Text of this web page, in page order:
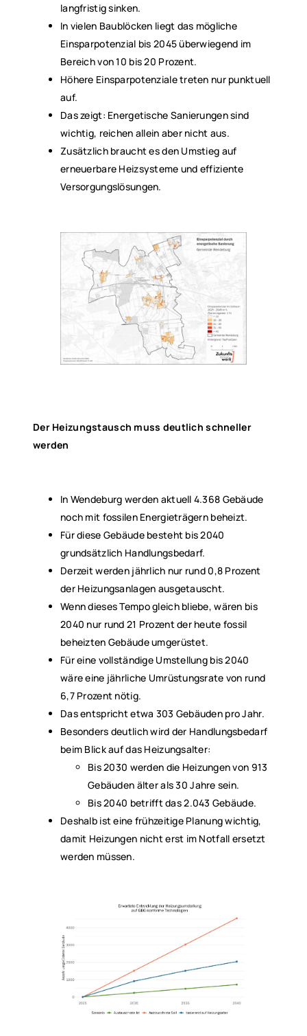
langfristig sinken.
In vielen Baublöcken liegt das mögliche
Einsparpotenzial bis 2045 überwiegend im
Bereich von 10 bis 20 Prozent.
Höhere Einsparpotenziale treten nur punktuell
auf.
Das zeigt: Energetische Sanierungen sind
wichtig, reichen allein aber nicht aus.
Zusätzlich braucht es den Umstieg auf
erneuerbare Heizsysteme und effiziente
Versorgungslösungen.
Der Heizungstausch muss deutlich schneller
werden
In Wendeburg werden aktuell 4.368 Gebäude
noch mit fossilen Energieträgern beheizt.
Für diese Gebäude besteht bis 2040
grundsätzlich Handlungsbedarf.
Derzeit werden jährlich nur rund 0,8 Prozent
der Heizungsanlagen ausgetauscht.
Wenn dieses Tempo gleich bliebe, wären bis
2040 nur rund 21 Prozent der heute fossil
beheizten Gebäude umgerüstet.
Für eine vollständige Umstellung bis 2040
wäre eine jährliche Umrüstungsrate von rund
6,7 Prozent nötig.
Das entspricht etwa 303 Gebäuden pro Jahr.
Besonders deutlich wird der Handlungsbedarf
beim Blick auf das Heizungsalter:
Bis 2030 werden die Heizungen von 913
Gebäuden älter als 30 Jahre sein.
Bis 2040 betrifft das 2.043 Gebäude.
Deshalb ist eine frühzeitige Planung wichtig,
damit Heizungen nicht erst im Notfall ersetzt
werden müssen.